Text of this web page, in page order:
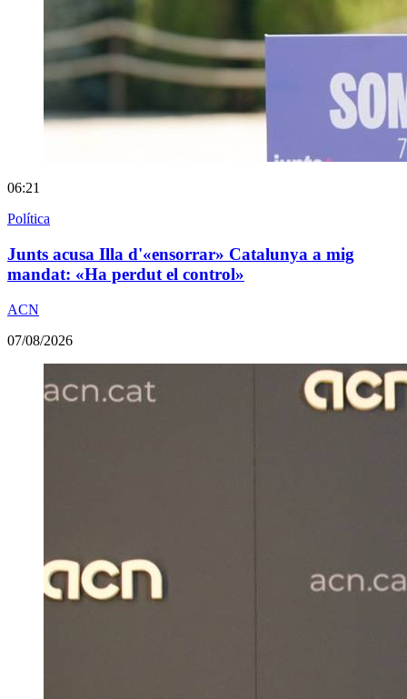
06:21
Política
Junts acusa Illa d'«ensorrar» Catalunya a mig
mandat: «Ha perdut el control»
ACN
07/08/2026